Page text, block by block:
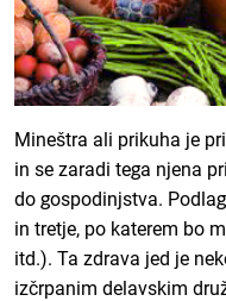
Mineštra ali prikuha je
in se zaradi tega njena
do gospodinjstva.
in tretje, po katerem bo
itd.). Ta zdrava jed je
izčrpanim delavskim